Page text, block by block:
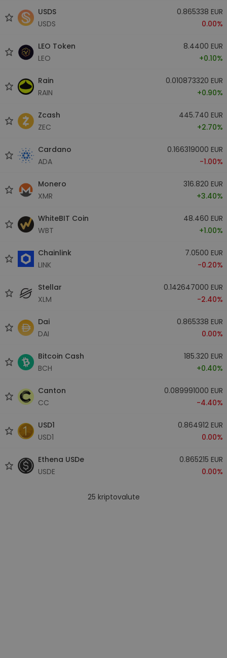
USDS
USDS
0.865338 EUR
0.00%
LEO Token
LEO
8.4400 EUR
+0.10%
Rain
RAIN
0.010873320 EUR
+0.90%
Zcash
ZEC
445.740 EUR
+2.70%
Cardano
ADA
0.166319000 EUR
-1.00%
Monero
XMR
316.820 EUR
+3.40%
WhiteBIT Coin
WBT
48.460 EUR
+1.00%
Chainlink
LINK
7.0500 EUR
-0.20%
Stellar
XLM
0.142647000 EUR
-2.40%
Dai
DAI
0.865338 EUR
0.00%
Bitcoin Cash
BCH
185.320 EUR
+0.40%
Canton
CC
0.089991000 EUR
-4.40%
USD1
USD1
0.864912 EUR
0.00%
Ethena USDe
USDE
0.865215 EUR
0.00%
25 kriptovalute